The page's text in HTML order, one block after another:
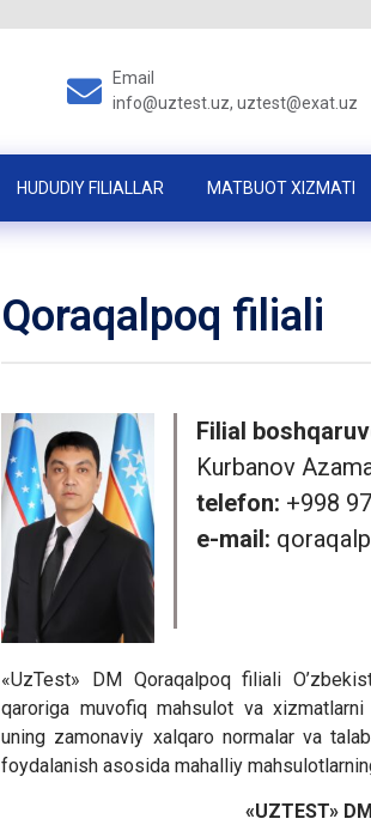
Email
info@uztest.uz, uztest@exat.uz
HUDUDIY FILIALLAR MATBUOT XIZMATI
Qoraqalpoq filiali
Filial
Kurbanov
telefon: +998
e-mail:
«UzTest» DM Qoraqalpoq filiali
qaroriga muvofiq mahsulot va
uning zamonaviy xalqaro normalar va
foydalanish asosida mahalliy
«UZTEST»